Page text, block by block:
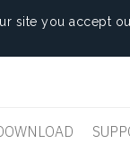
site you accept